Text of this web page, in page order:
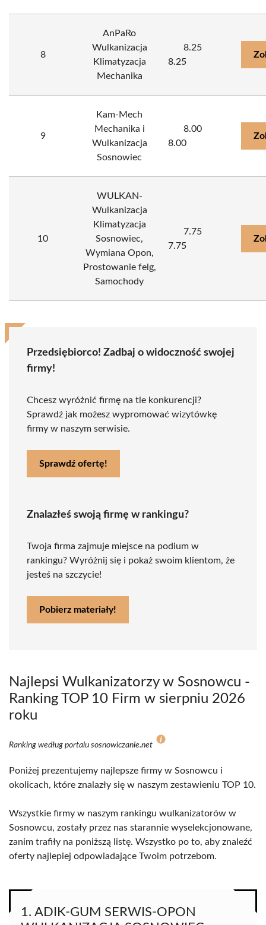
8
AnPaRo
Wulkanizacja
Klimatyzacja
Mechanika
8.25
8.25
9
Kam-Mech
Mechanika i
Wulkanizacja
Sosnowiec
8.00
8.00
10
WULKAN-
Wulkanizacja
Klimatyzacja
Sosnowiec,
Wymiana Opon,
Prostowanie felg,
Samochody
7.75
7.75
Przedsiębiorco! Zadbaj o widoczność swojej
firmy!
Chcesz wyróżnić firmę na tle konkurencji?
Sprawdź jak możesz wypromować wizytówkę
firmy w naszym serwisie.
Sprawdź ofertę!
Znalazłeś swoją firmę w rankingu?
Twoja firma zajmuje miejsce na podium w
rankingu? Wyróżnij się i pokaż swoim klientom, że
jesteś na szczycie!
Pobierz materiały!
Najlepsi Wulkanizatorzy w Sosnowcu -
Ranking TOP 10 Firm w sierpniu 2026
roku
Ranking według portalu sosnowiczanie.net
Poniżej prezentujemy najlepsze firmy w Sosnowcu i
okolicach, które znalazły się w naszym zestawieniu TOP 10.
Wszystkie firmy w naszym rankingu wulkanizatorów w
Sosnowcu, zostały przez nas starannie wyselekcjonowane,
zanim trafiły na poniższą listę. Wszystko po to, aby znaleźć
oferty najlepiej odpowiadające Twoim potrzebom.
1. ADIK-GUM SERWIS-OPON